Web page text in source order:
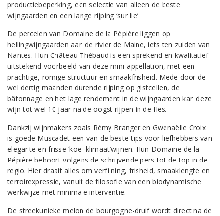
productiebeperking, een selectie van alleen de beste
wijngaarden en een lange rijping ‘sur lie’
De percelen van Domaine de la Pépière liggen op
hellingwijngaarden aan de rivier de Maine, iets ten zuiden van
Nantes. Hun Château Thébaud is een sprekend en kwalitatief
uitstekend voorbeeld van deze mini-appellation, met een
prachtige, romige structuur en smaakfrisheid. Mede door de
wel dertig maanden durende rijping op gistcellen, de
bâtonnage en het lage rendement in de wijngaarden kan deze
wijn tot wel 10 jaar na de oogst rijpen in de fles.
Dankzij wijnmakers zoals Rémy Branger en Gwénaëlle Croix
is goede Muscadet een van de beste tips voor liefhebbers van
elegante en frisse ‘koel-klimaat’wijnen. Hun Domaine de la
Pépière behoort volgens de schrijvende pers tot de top in de
regio. Hier draait alles om verfijning, frisheid, smaaklengte en
terroirexpressie, vanuit de filosofie van een biodynamische
werkwijze met minimale interventie.
De streekunieke melon de bourgogne-druif wordt direct na de